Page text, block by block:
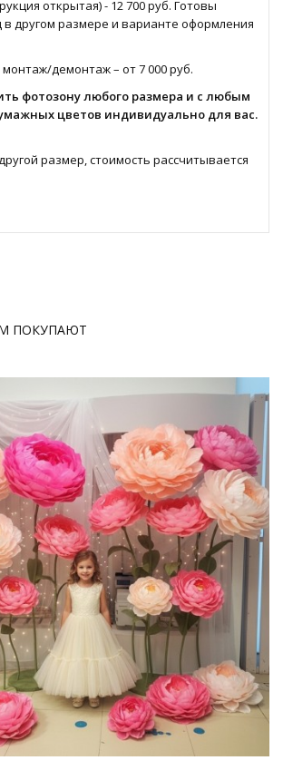
открытая) - 12 700 руб. Готовы
в другом размере и варианте оформления
демонтаж – от 7 000 руб.
фотозону любого размера и с любым
цветов индивидуально для вас.
размер, стоимость рассчитывается
ПОКУПАЮТ